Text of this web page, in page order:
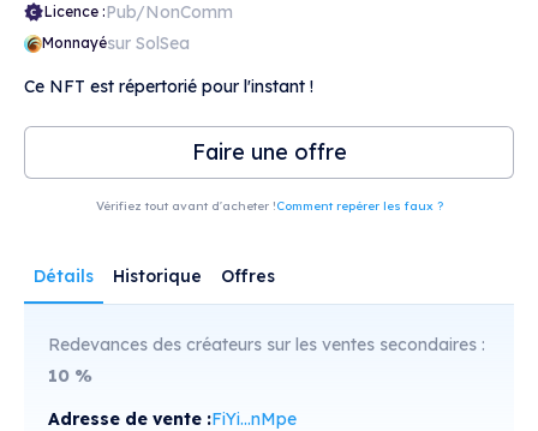
Licence :Pub/NonComm
Monnayésur SolSea
Ce NFT est répertorié pour l'instant !
Faire une offre
Vérifiez tout avant d'acheter !Comment repérer les faux ?
Détails Historique Offres
Redevances des créateurs sur les ventes secondaires :
10 %
Adresse de vente :FiYi...nMpe